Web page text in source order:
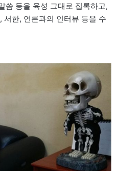
씀 등을 육성 그대로 집록하고,
서한, 언론과의 인터뷰 등을 수